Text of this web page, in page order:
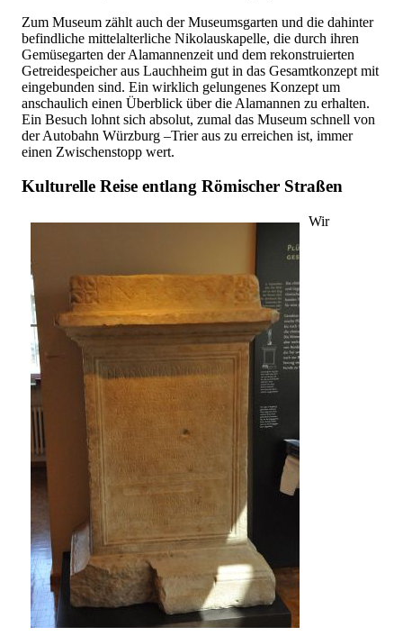
Zum Museum zählt auch der Museumsgarten und die dahinter
befindliche mittelalterliche Nikolauskapelle, die durch ihren
Gemüsegarten der Alamannenzeit und dem rekonstruierten
Getreidespeicher aus Lauchheim gut in das Gesamtkonzept mit
eingebunden sind. Ein wirklich gelungenes Konzept um
anschaulich einen Überblick über die Alamannen zu erhalten.
Ein Besuch lohnt sich absolut, zumal das Museum schnell von
der Autobahn Würzburg –Trier aus zu erreichen ist, immer
einen Zwischenstopp wert.
Kulturelle Reise entlang Römischer Straßen
Wir